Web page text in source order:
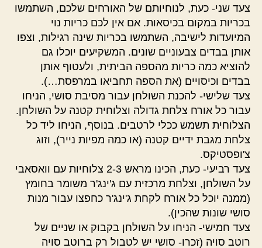
צעד שני- כעת, לנוחיותם של האורחים שלכם, השתמשו
בכריות במקום בכיסאות. אם אין לכם כריות נוי
המיועדות לישיבה, השתמשו בכריות שינה רגילות, וצפו
אותן בבדים צבעוניים שונים. המשקיעים יוכלו גם
להוציא כמה כריות מהספה הביתית, ולעטוף אותן
בבדים וכיסויים (את הספה תחביאו במרפסת…).
צעד שלישי- להכנת השולחן עבור מסיבת סושי, הניחו
עבור כל אורח צלחת גדולה וצלוחית קטנה על השולחן.
הצלוחית תשמש ככלי לרטבים. בנוסף, הניחו ליד כל
צלחת מגבת ידיים קטנה (או כמה מפיות נייר), וזוג
צ'ופסטיקס.
צעד רביעי- כעת, הכינו מראש 2-3 צלוחיות עם וואסאבי
על השולחן, וצלחת מרכזית עם ג'ינג'ר משומר בחומץ
(ממנה יוכל כל אורח לקחת ג'ינג'ר כחפצו עבור מנות
סושי שונות שהכין).
צעד חמישי- הניחו על השולחן בקבוק או שניים של
רוטב סויה (זכרו- סושי יש לטבול רק ברוטב סויה